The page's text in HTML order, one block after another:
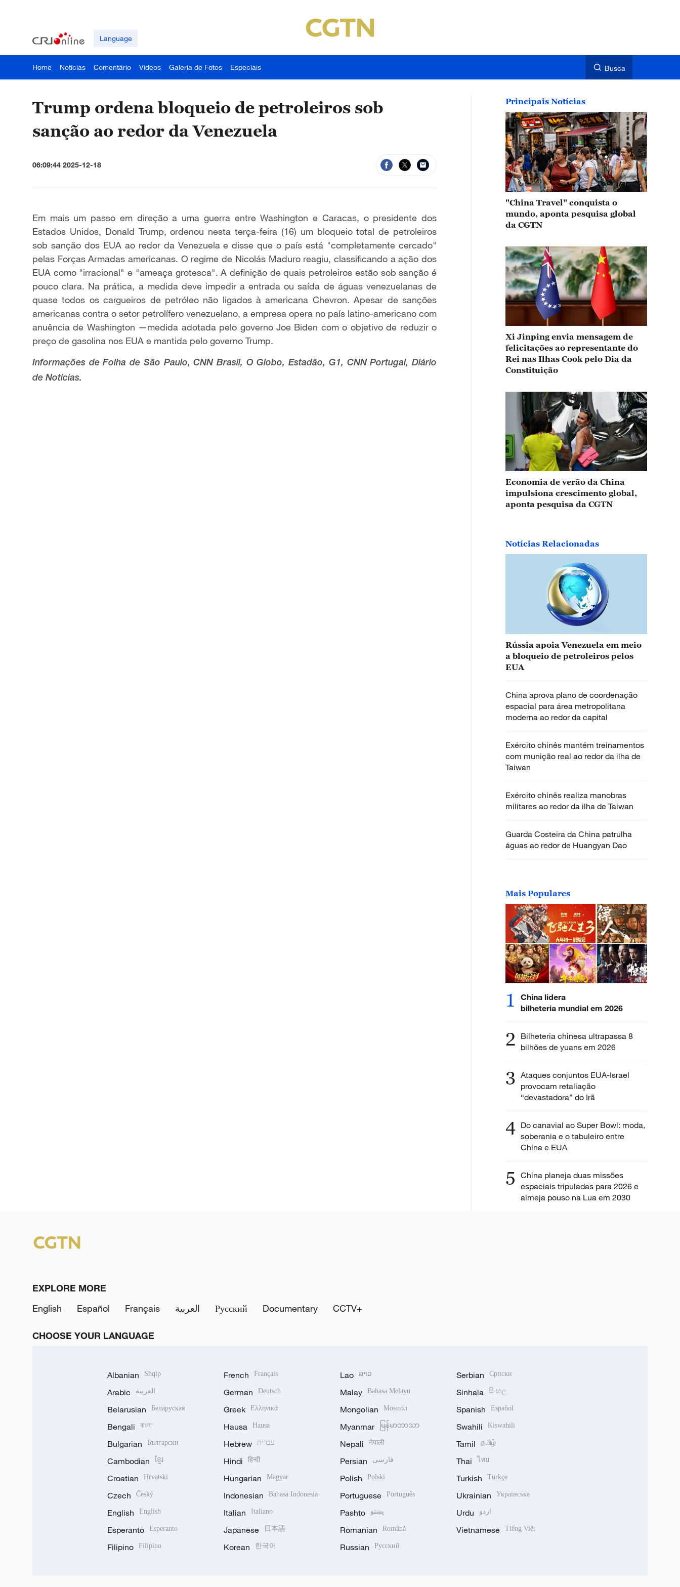
Language
Home Notícias Comentário Vídeos Galeria de Fotos Especiais Busca
Trump ordena bloqueio de petroleiros sob
sanção ao redor da Venezuela
06:09:44 2025-12-18
Em mais um passo em direção a uma guerra entre Washington e Caracas, o presidente dos
Estados Unidos, Donald Trump, ordenou nesta terça-feira (16) um bloqueio total de petroleiros
sob sanção dos EUA ao redor da Venezuela e disse que o país está "completamente cercado"
pelas Forças Armadas americanas. O regime de Nicolás Maduro reagiu, classificando a ação dos
EUA como "irracional" e "ameaça grotesca". A definição de quais petroleiros estão sob sanção é
pouco clara. Na prática, a medida deve impedir a entrada ou saída de águas venezuelanas de
quase todos os cargueiros de petróleo não ligados à americana Chevron. Apesar de sanções
americanas contra o setor petrolífero venezuelano, a empresa opera no país latino-americano com
anuência de Washington —medida adotada pelo governo Joe Biden com o objetivo de reduzir o
preço de gasolina nos EUA e mantida pelo governo Trump.
Informações de Folha de São Paulo, CNN Brasil, O Globo, Estadão, G1, CNN Portugal, Diário
de Notícias.
Principais Notícias
"China Travel" conquista o
mundo, aponta pesquisa global
da CGTN
Xi Jinping envia mensagem de
felicitações ao representante do
Rei nas Ilhas Cook pelo Dia da
Constituição
Economia de verão da China
impulsiona crescimento global,
aponta pesquisa da CGTN
Notícias Relacionadas
Rússia apoia Venezuela em meio
a bloqueio de petroleiros pelos
EUA
China aprova plano de coordenação
espacial para área metropolitana
moderna ao redor da capital
Exército chinês mantém treinamentos
com munição real ao redor da ilha de
Taiwan
Exército chinês realiza manobras
militares ao redor da ilha de Taiwan
Guarda Costeira da China patrulha
águas ao redor de Huangyan Dao
Mais Populares
1
China lidera
bilheteria mundial em 2026
2 Bilheteria chinesa ultrapassa 8
bilhões de yuans em 2026
3 Ataques conjuntos EUA-Israel
provocam retaliação
“devastadora” do Irã
4 Do canavial ao Super Bowl: moda,
soberania e o tabuleiro entre
China e EUA
5 China planeja duas missões
espaciais tripuladas para 2026 e
almeja pouso na Lua em 2030
EXPLORE MORE
English
Español Français العربية Русский Documentary CCTV+
CHOOSE YOUR LANGUAGE
Albanian Shqip
Arabic العربية
Belarusian Беларуская
Bengali বাংলা
Bulgarian Български
Cambodian ខ្មែរ
Croatian Hrvatski
Czech Český
English English
Esperanto Esperanto
Filipino Filipino
French Français
German Deutsch
Greek Ελληνικά
Hausa Hausa
Hebrew עברית
Hindi हिन्दी
Hungarian Magyar
Indonesian Bahasa Indonesia
Italian Italiano
Japanese 日本語
Korean 한국어
Lao ລາວ
Malay Bahasa Melayu
Mongolian Монгол
Myanmar မြန်မာဘာသာ
Nepali नेपाली
Persian فارسی
Polish Polski
Portuguese Português
Pashto پښتو
Romanian Română
Russian Русский
Serbian Српски
Sinhala සිංහල
Spanish Español
Swahili Kiswahili
Tamil தமிழ்
Thai ไทย
Turkish Türkçe
Ukrainian Українська
Urdu اردو
Vietnamese Tiếng Việt